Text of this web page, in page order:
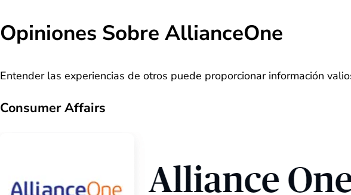
Opiniones Sobre AllianceOne
Entender las experiencias de otros puede proporcionar información
Consumer Affairs